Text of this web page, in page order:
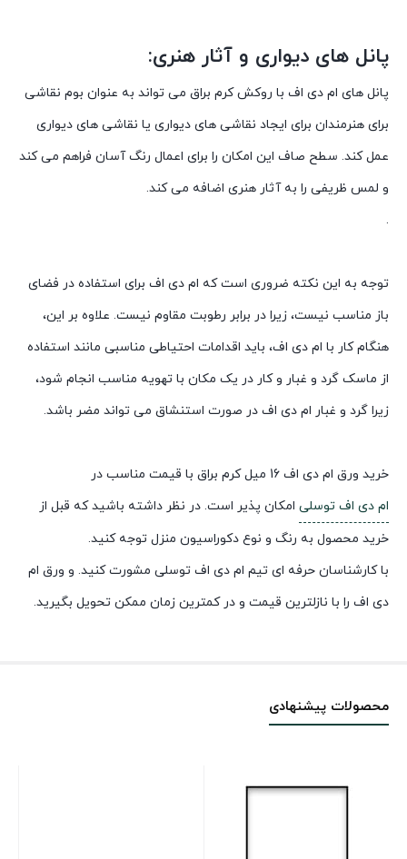
پانل های دیواری و آثار هنری:
پانل های ام دی اف با روکش کرم براق می تواند به عنوان بوم نقاشی
برای هنرمندان برای ایجاد نقاشی های دیواری یا نقاشی های دیواری
عمل کند. سطح صاف این امکان را برای اعمال رنگ آسان فراهم می کند
و لمس ظریفی را به آثار هنری اضافه می کند.
.
توجه به این نکته ضروری است که ام دی اف برای استفاده در فضای
باز مناسب نیست، زیرا در برابر رطوبت مقاوم نیست. علاوه بر این،
هنگام کار با ام دی اف، باید اقدامات احتیاطی مناسبی مانند استفاده
از ماسک گرد و غبار و کار در یک مکان با تهویه مناسب انجام شود،
زیرا گرد و غبار ام دی اف در صورت استنشاق می تواند مضر باشد.
خرید ورق ام دی اف 16 میل کرم براق با قیمت مناسب در
ام دی اف توسلی امکان پذیر است. در نظر داشته باشید که قبل از
خرید محصول به رنگ و نوع دکوراسیون منزل توجه کنید.
با کارشناسان حرفه ای تیم ام دی اف توسلی مشورت کنید. و ورق ام
دی اف را با نازلترین قیمت و در کمترین زمان ممکن تحویل بگیرید.
محصولات پیشنهادی